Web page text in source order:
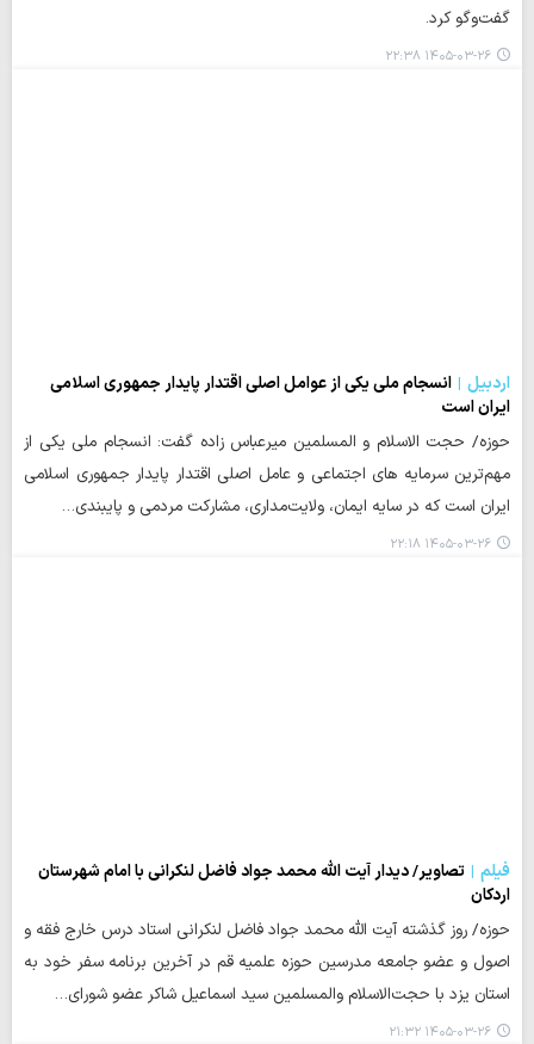
گفت‌وگو کرد.
۱۴۰۵-۰۳-۲۶ ۲۲:۳۸
اردبیل
انسجام ملی یکی از عوامل اصلی اقتدار پایدار جمهوری اسلامی
ایران است
حوزه/ حجت الاسلام و المسلمین میرعباس زاده گفت: انسجام ملی یکی از
مهم‌ترین سرمایه‌ های اجتماعی و عامل اصلی اقتدار پایدار جمهوری اسلامی
ایران است که در سایه ایمان، ولایت‌مداری، مشارکت مردمی و پایبندی…
۱۴۰۵-۰۳-۲۶ ۲۲:۱۸
فیلم
تصاویر/ دیدار آیت الله محمد جواد فاضل لنکرانی با امام شهرستان
اردکان
حوزه/ روز گذشته آیت الله محمد جواد فاضل لنکرانی استاد درس خارج فقه و
اصول و عضو جامعه مدرسین حوزه علمیه قم در آخرین برنامه سفر خود به
استان یزد با حجت‌الاسلام والمسلمین سید اسماعیل شاکر عضو شورای…
۱۴۰۵-۰۳-۲۶ ۲۱:۳۲